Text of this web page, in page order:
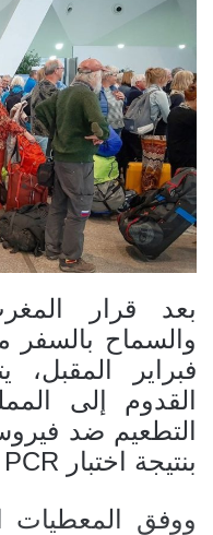
بعد قرار
فبراير
القدوم إلى
التطعيم ضد فيروس
بنتيجة اختبار PCR لا تتجاوز 48 ساعة.
ووفق المعطيات